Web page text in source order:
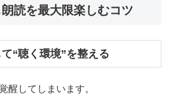
読を最大限楽しむコツ
“聴く環境”を整える
醒してしまいます。